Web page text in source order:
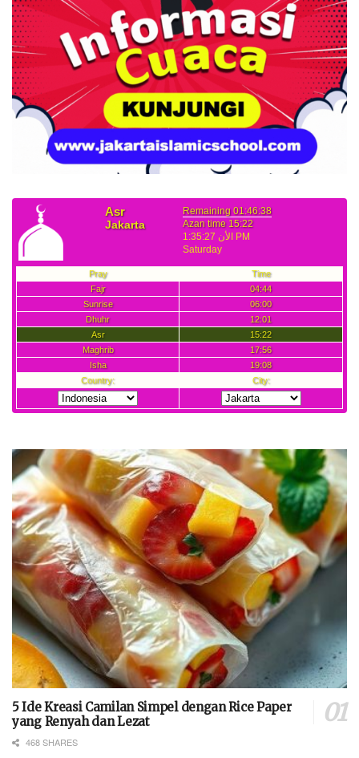
5 Ide Kreasi Camilan Simpel dengan Rice Paper
yang Renyah dan Lezat
468 SHARES